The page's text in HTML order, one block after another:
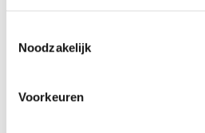
Noodzakelijk
Voorkeuren